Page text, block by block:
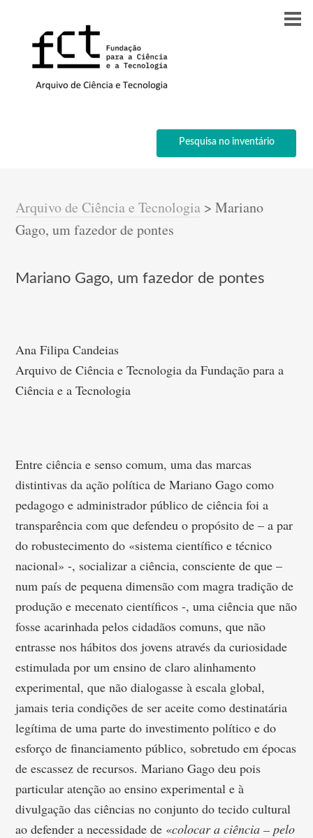
Pesquisa no inventário
Arquivo de Ciência e Tecnologia >Mariano
Gago, um fazedor de pontes
Mariano Gago, um fazedor de pontes
Ana Filipa Candeias
Arquivo de Ciência e Tecnologia da Fundação para a
Ciência e a Tecnologia
Entre ciência e senso comum, uma das marcas
distintivas da ação política de Mariano Gago como
pedagogo e administrador público de ciência foi a
transparência com que defendeu o propósito de – a par
do robustecimento do «sistema científico e técnico
nacional» -, socializar a ciência, consciente de que –
num país de pequena dimensão com magra tradição de
produção e mecenato científicos -, uma ciência que não
fosse acarinhada pelos cidadãos comuns, que não
entrasse nos hábitos dos jovens através da curiosidade
estimulada por um ensino de claro alinhamento
experimental, que não dialogasse à escala global,
jamais teria condições de ser aceite como destinatária
legítima de uma parte do investimento político e do
esforço de financiamento público, sobretudo em épocas
de escassez de recursos. Mariano Gago deu pois
particular atenção ao ensino experimental e à
divulgação das ciências no conjunto do tecido cultural
ao defender a necessidade de «colocar a ciência – pelo